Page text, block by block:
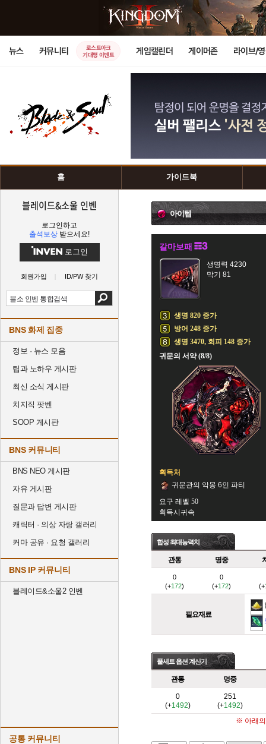
뉴스 커뮤니티
로스트아크
기대평 이벤트
게임캘린더 게이머존 라이브/
홈 가이드북
블레이드&소울 인벤
로그인하고
출석보상 받으세요!
로그인
회원가입 ID/PW 찾기
BNS 화제 집중
정보 · 뉴스 모음
팁과 노하우 게시판
최신 소식 게시판
치지직 팟벤
SOOP 게시판
BNS 커뮤니티
BNS NEO 게시판
자유 게시판
질문과 답변 게시판
캐릭터 · 의상 자랑 갤러리
커마 공유 · 요청 갤러리
BNS IP 커뮤니티
블레이드&소울2 인벤
공통 커뮤니티
아이템
갈마보패
생명력 4230
막기 81
생명 820 증가
방어 248 증가
생명 3470, 회피 148 증가
귀문의 서약 (8/8)
획득처
귀문관의 악몽 6인 파티
요구 레벨 50
획득시귀속
합성 최대능력치
관통 명중
0
(+172)
0
(+172) (+
필요재료
풀세트 옵션 계산기
관통 명중
0
(+1492)
251
(+1492)
※ 아래의